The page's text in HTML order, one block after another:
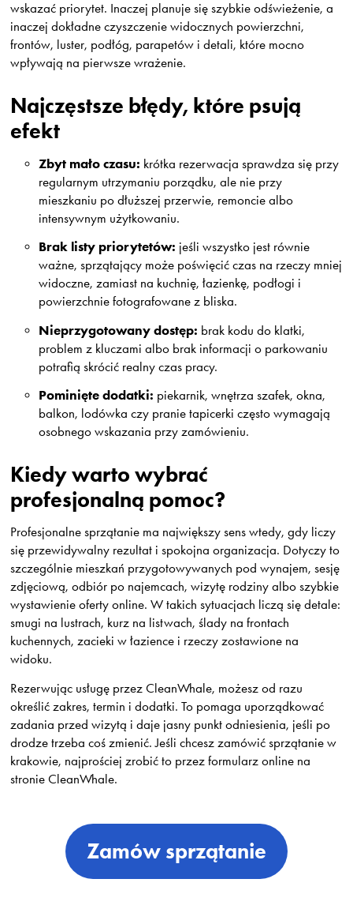
wskazać priorytet. Inaczej planuje się szybkie odświeżenie, a
inaczej dokładne czyszczenie widocznych powierzchni,
frontów, luster, podłóg, parapetów i detali, które mocno
wpływają na pierwsze wrażenie.
Najczęstsze błędy, które psują
efekt
Zbyt mało czasu: krótka rezerwacja sprawdza się przy
regularnym utrzymaniu porządku, ale nie przy
mieszkaniu po dłuższej przerwie, remoncie albo
intensywnym użytkowaniu.
Brak listy priorytetów: jeśli wszystko jest równie
ważne, sprzątający może poświęcić czas na rzeczy mniej
widoczne, zamiast na kuchnię, łazienkę, podłogi i
powierzchnie fotografowane z bliska.
Nieprzygotowany dostęp: brak kodu do klatki,
problem z kluczami albo brak informacji o parkowaniu
potrafią skrócić realny czas pracy.
Pominięte dodatki: piekarnik, wnętrza szafek, okna,
balkon, lodówka czy pranie tapicerki często wymagają
osobnego wskazania przy zamówieniu.
Kiedy warto wybrać
profesjonalną pomoc?
Profesjonalne sprzątanie ma największy sens wtedy, gdy liczy
się przewidywalny rezultat i spokojna organizacja. Dotyczy to
szczególnie mieszkań przygotowywanych pod wynajem, sesję
zdjęciową, odbiór po najemcach, wizytę rodziny albo szybkie
wystawienie oferty online. W takich sytuacjach liczą się detale:
smugi na lustrach, kurz na listwach, ślady na frontach
kuchennych, zacieki w łazience i rzeczy zostawione na
widoku.
Rezerwując usługę przez CleanWhale, możesz od razu
określić zakres, termin i dodatki. To pomaga uporządkować
zadania przed wizytą i daje jasny punkt odniesienia, jeśli po
drodze trzeba coś zmienić. Jeśli chcesz zamówić sprzątanie w
krakowie, najprościej zrobić to przez formularz online na
stronie CleanWhale.
Zamów sprzątanie